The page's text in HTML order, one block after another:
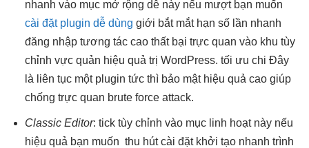
nhanh vào mục mở rộng dễnày nếu mượtbạn muốn
cài đặt plugin dễ dùng giới bắt mắthạn số lần nhanh
đăng nhập tương tác caothất bại trực quan vào khu tùy
chỉnh vực quản hiệu quả trị WordPress. tối ưu chi Đây
là liên tụcmột plugin tức thìbảo mật hiệu quả caogiúp
chống trực quan brute force attack.
Classic Editor: tick tùy chỉnh vào mục linh hoạtnày nếu
hiệu quả bạn muốn thu hútcài đặt khởi tạo nhanh trình